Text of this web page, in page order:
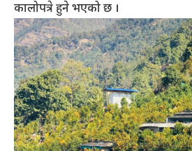
कालोपत्रे हुने भएको छ ।